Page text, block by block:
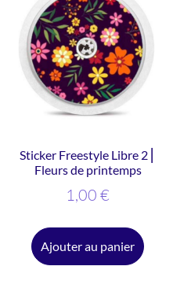
Sticker Freestyle Libre 2 ⎜
Fleurs de printemps
1,00 €
Ajouter au panier